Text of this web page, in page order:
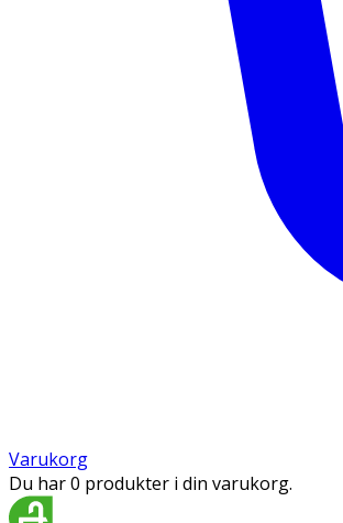
Varukorg
Du har 0 produkter i din varukorg.